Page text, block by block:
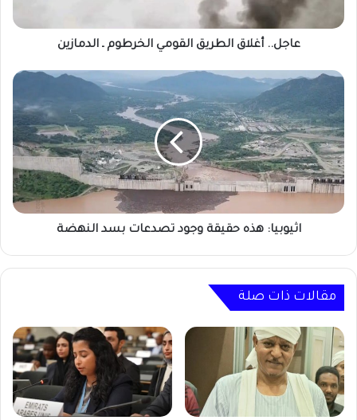
عاجل.. أغلاق الطريق القومي الخرطوم ـ الدمازين
اثيوبيا:
حقيقة
وجود
تصدعات
بسد
النهضة
اثيوبيا: هذه حقيقة وجود تصدعات بسد النهضة
مقالات ذات صلة